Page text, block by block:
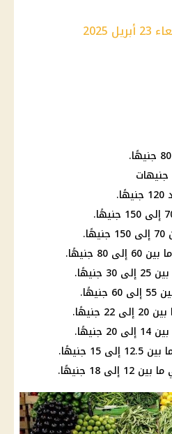
جنيهًا.
جنيهًا.
18 جنيهًا.